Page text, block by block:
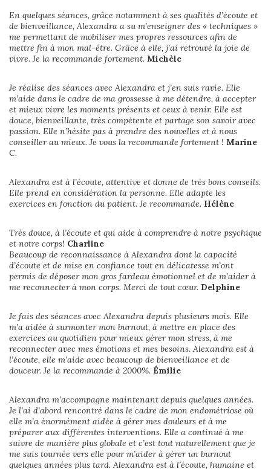
En quelques séances, grâce notamment à ses qualités d’écoute et
de bienveillance, Alexandra a su m’enseigner des « techniques »
me permettant de mobiliser mes propres ressources afin de
mettre fin à mon mal-être. Grâce à elle, j’ai retrouvé la joie de
vivre. Je la recommande fortement. Michèle
Je réalise des séances avec Alexandra et j’en suis ravie. Elle
m’aide dans le cadre de ma grossesse à me détendre, à accepter
et mieux vivre les moments présents et ceux à venir. Elle est
douce, bienveillante, très compétente et partage son savoir avec
passion. Elle n’hésite pas à prendre des nouvelles et à nous
conseiller au mieux. Je vous la recommande fortement ! Marine
C.
Alexandra est à l’écoute, attentive et donne de très bons conseils.
Elle prend en considération la personne. Elle adapte les
exercices en fonction du patient. Je recommande. Hélène
Très douce, à l’écoute et qui aide à comprendre à notre psychique
et notre corps! Charline
Beaucoup de reconnaissance à Alexandra dont la capacité
d’écoute et de mise en confiance tout en délicatesse m’ont
permis de déposer mon gros fardeau émotionnel et de m’aider à
me reconnecter à mon corps. Merci de tout cœur. Delphine
Je fais des séances avec Alexandra depuis plusieurs mois. Elle
m’a aidée à surmonter mon burnout, à mettre en place des
exercices au quotidien pour mieux gérer mon stress, à me
reconnecter avec mes émotions et mes besoins. Alexandra est à
l’écoute, elle m’aide avec beaucoup de bienveillance et de
douceur. Je la recommande à 2000%. Émilie
Alexandra m’accompagne maintenant depuis quelques années.
Je l’ai d’abord rencontré dans le cadre de mon endométriose où
elle m’a énormément aidée à gérer mes douleurs et à me
préparer aux différentes interventions. Elle a continué à me
suivre de manière plus globale et c’est tout naturellement que je
me suis tournée vers elle pour m’aider à gérer un burnout
quelques années plus tard. Alexandra est à l’écoute, humaine et